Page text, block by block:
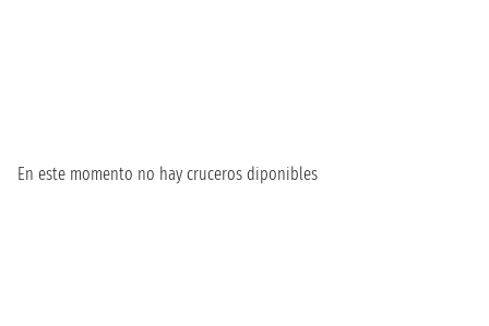
En este momento no hay cruceros diponibles